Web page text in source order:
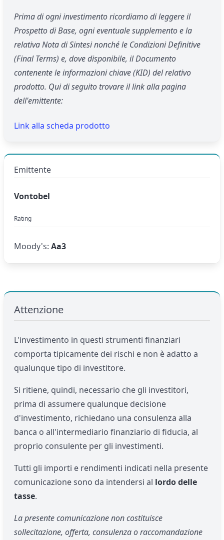
Prima di ogni investimento ricordiamo di leggere il
Prospetto di Base, ogni eventuale supplemento e la
relativa Nota di Sintesi nonché le Condizioni Definitive
(Final Terms) e, dove disponibile, il Documento
contenente le informazioni chiave (KID) del relativo
prodotto. Qui di seguito trovare il link alla pagina
dell'emittente:
Link alla scheda prodotto
Emittente
Vontobel
Rating
Moody's: Aa3
Attenzione
L'investimento in questi strumenti finanziari
comporta tipicamente dei rischi e non è adatto a
qualunque tipo di investitore.
Si ritiene, quindi, necessario che gli investitori,
prima di assumere qualunque decisione
d'investimento, richiedano una consulenza alla
banca o all'intermediario finanziario di fiducia, al
proprio consulente per gli investimenti.
Tutti gli importi e rendimenti indicati nella presente
comunicazione sono da intendersi al lordo delle
tasse.
La presente comunicazione non costituisce
sollecitazione, offerta, consulenza o raccomandazione